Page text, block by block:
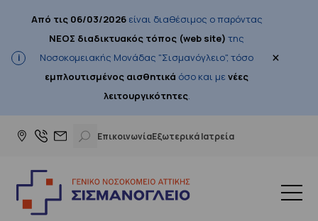
Από τις 06/03/2026είναι διαθέσιμος ο παρόντας
ΝΕΟΣ διαδικτυακός τόπος (web site) της
Νοσοκομειακής Μονάδας "Σισμανόγλειο", τόσο
εμπλουτισμένος αισθητικά όσο και μενέες
λειτουργικότητες.
×
ΕπικοινωνίαΕξωτερικά Ιατρεία